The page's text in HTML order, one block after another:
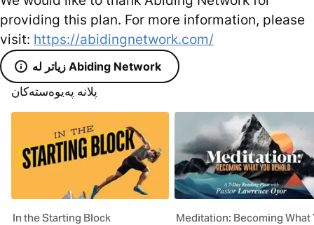
providing this plan. For more information, please
visit: https://abidingnetwork.com/
زیاتر لە Abiding Network
پلانە پەیوەستەکان
In the Starting Block
Meditation: Becoming What